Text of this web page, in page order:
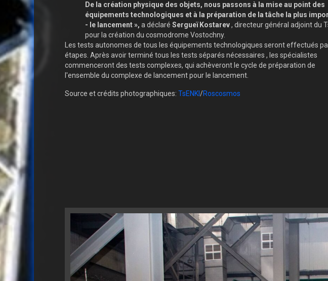
De la création physique des objets, nous passons à la mise au point des
équipements technologiques et à la préparation de la tâche la plus
- le lancement », a déclaré Sergueï Kostarev, directeur général adjoint du
pour la création du cosmodrome Vostochny.
Les tests autonomes de tous les équipements technologiques seront effectués
étapes. Après avoir terminé tous les tests séparés nécessaires , les spécialistes
commenceront des tests complexes, qui achèveront le cycle de préparation de
l'ensemble du complexe de lancement pour le lancement.
Source et crédits photographiques: TsENKI/Roscosmos